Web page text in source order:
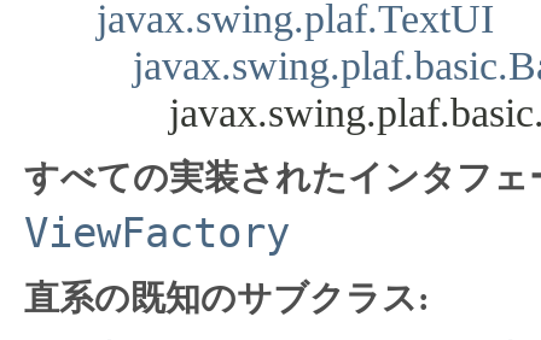
javax.swing.plaf.TextUI
すべての実装されたインタフェ
ViewFactory
直系の既知のサブクラス: